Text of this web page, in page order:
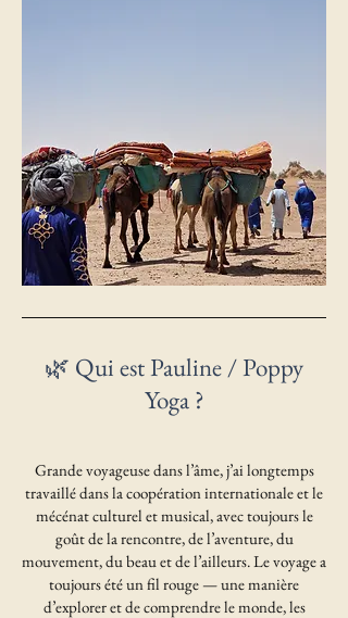
🌿 Qui est Pauline / Poppy
Yoga ?
Grande voyageuse dans l’âme, j’ai longtemps
travaillé dans la coopération internationale et le
mécénat culturel et musical, avec toujours le
goût de la rencontre, de l’aventure, du
mouvement, du beau et de l’ailleurs. Le voyage a
toujours été un fil rouge — une manière
d’explorer et de comprendre le monde, les